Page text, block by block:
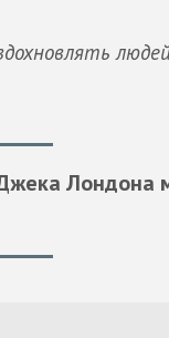
Лондона